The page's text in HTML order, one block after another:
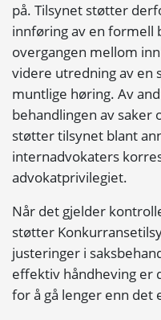
på. Tilsynet støtter
innføring av en formell
overgangen mellom
videre utredning av en
muntlige høring. Av
behandlingen av saker
støtter tilsynet blant
internadvokaters
advokatprivilegiet.
Når det gjelder
støtter
justeringer i
effektiv håndheving er
for å gå lenger enn det